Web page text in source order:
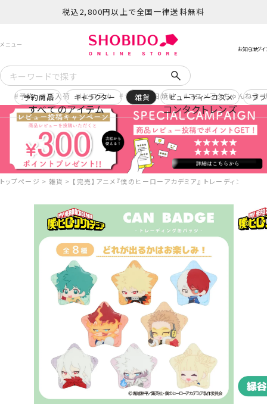
税込2,800円以上で全国一律送料無料
予約 再入荷 ヒロアカ サンリオ日焼け コスメヲタちゃんねる
すべてのアイテム コンタクトレンズ
予約商品 キャラクター 雑貨 ビューティーコスメ ブ
トップページ 雑貨 【完売】アニメ『僕のヒーローアカデミア』 トレーディング